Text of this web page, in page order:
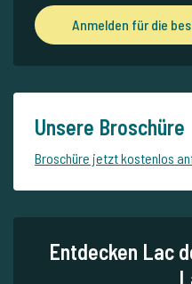
Anmelden für die
Unsere Broschüre
Broschüre jetzt kostenlos
Entdecken Lac